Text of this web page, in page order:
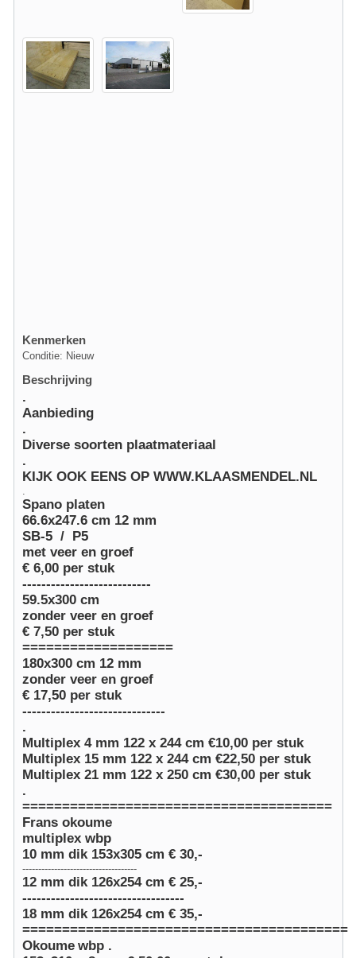
Kenmerken
Conditie: Nieuw
Beschrijving
.
Aanbieding
.
Diverse soorten plaatmateriaal
.
KIJK OOK EENS OP WWW.KLAASMENDEL.NL
.
Spano platen
66.6x247.6 cm 12 mm
SB-5 / P5
met veer en groef
€ 6,00 per stuk
---------------------------
59.5x300 cm
zonder veer en groef
€ 7,50 per stuk
===================
180x300 cm 12 mm
zonder veer en groef
€ 17,50 per stuk
------------------------------
.
Multiplex 4 mm 122 x 244 cm €10,00 per stuk
Multiplex 15 mm 122 x 244 cm €22,50 per stuk
Multiplex 21 mm 122 x 250 cm €30,00 per stuk
.
=======================================
Frans okoume
multiplex wbp
10 mm dik 153x305 cm € 30,-
------------------------------------
12 mm dik 126x254 cm € 25,-
----------------------------------
18 mm dik 126x254 cm € 35,-
=========================================
Okoume wbp .